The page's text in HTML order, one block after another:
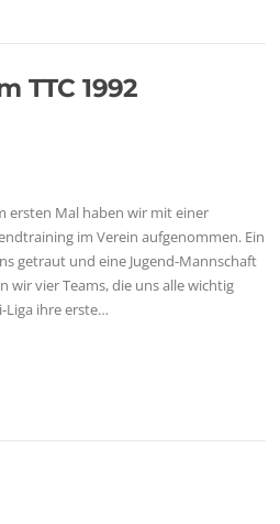
TTC 1992
ersten Mal haben wir mit einer
im Verein aufgenommen. Ein
getraut und eine Jugend-Mannschaft
wir vier Teams, die uns alle wichtig
Liga ihre erste…